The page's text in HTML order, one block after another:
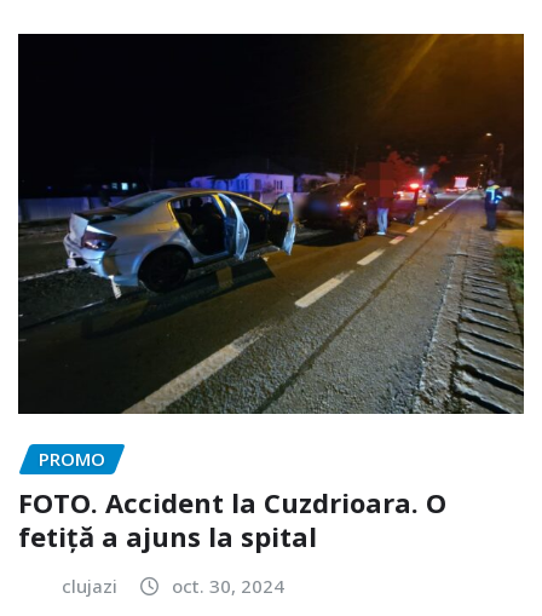
PROMO
FOTO. Accident la Cuzdrioara. O
fetiță a ajuns la spital
clujazi oct. 30, 2024